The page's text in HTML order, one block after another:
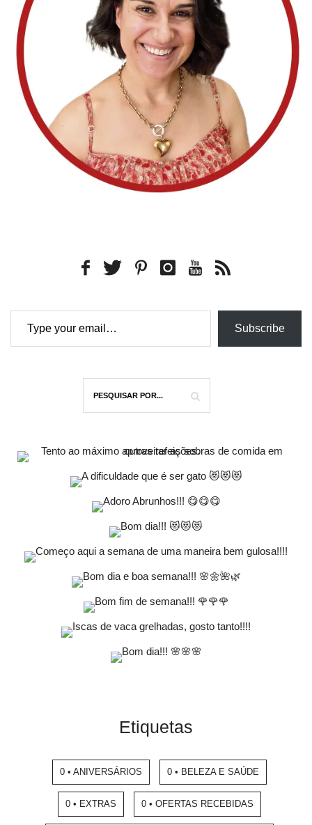
Type your email…
Subscribe
Etiquetas
0 • ANIVERSÁRIOS 0 • BELEZA E SAÚDE
0 • EXTRAS 0 • OFERTAS RECEBIDAS